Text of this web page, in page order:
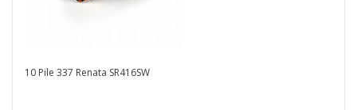
10 Pile 337 Renata SR416SW